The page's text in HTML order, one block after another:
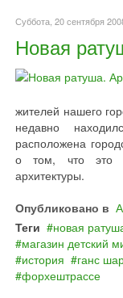
Суббота, 20 сентября
Новая
жителей нашего
недавно
расположена
о том, что это
архитектуры.
Опубликовано в
Теги
новая
магазин детский
история
ганс
форхештрассе